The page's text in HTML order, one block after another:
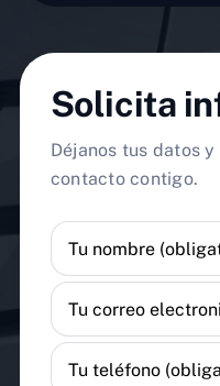
Solicita
Déjanos tus datos
contacto contigo.